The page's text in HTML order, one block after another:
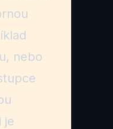
nebo
je